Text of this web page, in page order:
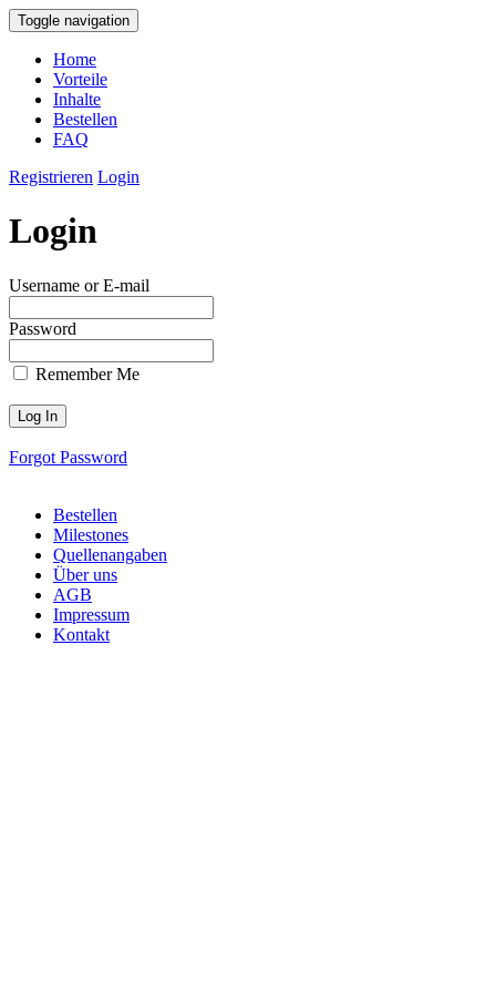
Toggle navigation
Home
Vorteile
Inhalte
Bestellen
FAQ
Registrieren Login
Login
Username or E-mail
Password
Remember Me
Forgot Password
Bestellen
Milestones
Quellenangaben
Über uns
AGB
Impressum
Kontakt